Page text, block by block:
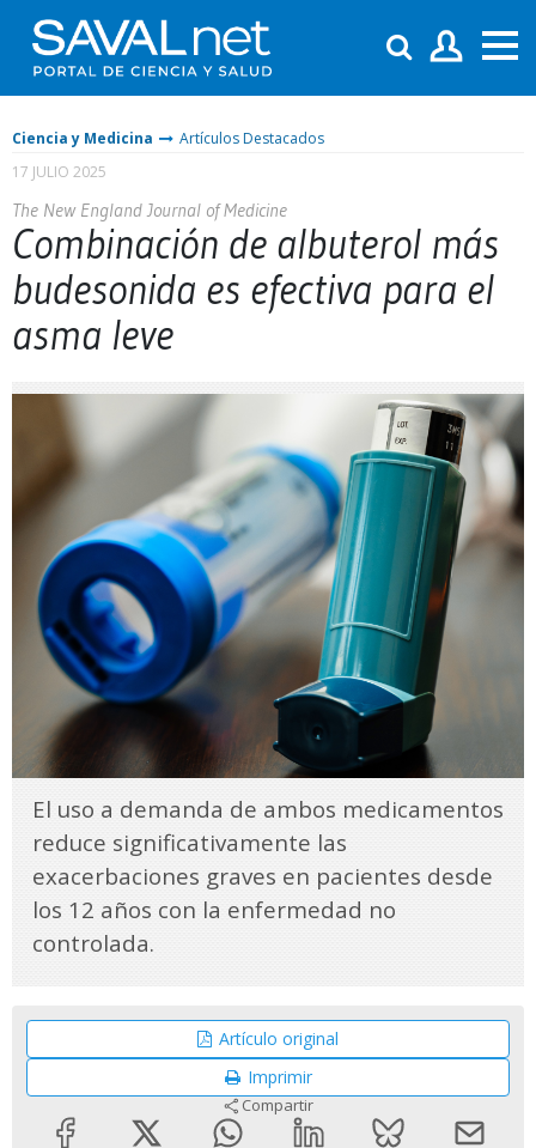
Ciencia y Medicina
Artículos Destacados
17 JULIO 2025
The New England Journal of Medicine
Combinación de albuterol más
budesonida es efectiva para el
asma leve
El uso a demanda de ambos medicamentos
reduce significativamente las
exacerbaciones graves en pacientes desde
los 12 años con la enfermedad no
controlada.
Artículo original
Imprimir
Compartir